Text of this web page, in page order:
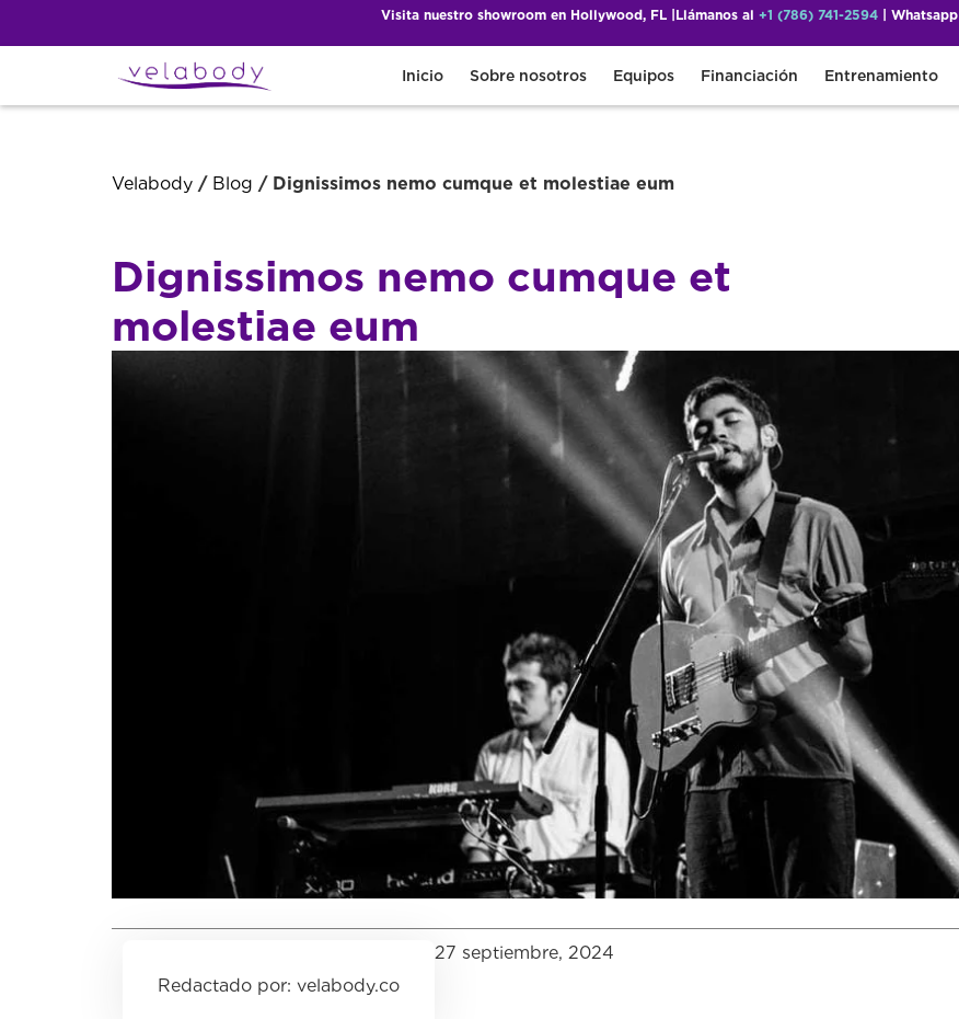
Visita nuestro showroom en Hollywood, FL | Llámanos al +1 (786) 741-2594 | Whatsapp
Inicio Sobre nosotros Equipos Financiación Entrenamiento
Velabody / Blog / Dignissimos nemo cumque et molestiae eum
Dignissimos nemo cumque et
molestiae eum
velabody.co
27 septiembre, 2024